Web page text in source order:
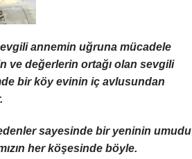
annemin uğruna mücadele
ve değerlerin ortağı olan sevgili
bir köy evinin iç avlusundan
sayesinde bir yeninin umudu
her köşesinde böyle.